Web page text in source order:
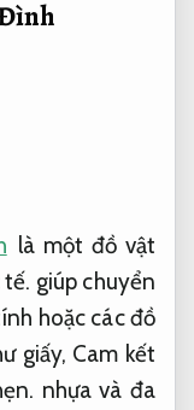
là một đồ vật
tế. giúp chuyển
hoặc các đồ
giấy, Cam kết
nhựa và đa